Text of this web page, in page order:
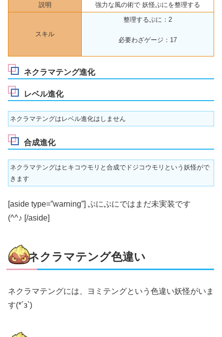
説明
強力な風の術で 妖怪ぷにを整理する
スキル
整理するぷに：2
必要わざゲージ：17
ネクラマテング進化
レベル進化
ネクラマテングはレベル進化はしません
合成進化
ネクラマテングはヒキコウモリと合成でドジコウモリという妖怪がで
きます
[aside type=”warning”] ぷにぷにではまだ未実装です
(^^♪ [/aside]
ネクラマテング色違い
ネクラマテングには、ヨミテングという色違い妖怪がいま
す(*´з`)